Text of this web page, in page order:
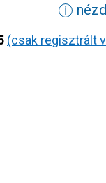
ℹ
(csak regisztrált